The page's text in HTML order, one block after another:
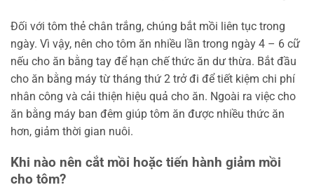
Đối với tôm thẻ chân trắng, chúng bắt mồi liên tục trong
ngày. Vì vậy, nên cho tôm ăn nhiều lần trong ngày 4 – 6 cữ
nếu cho ăn bằng tay để hạn chế thức ăn dư thừa. Bắt đầu
cho ăn bằng máy từ tháng thứ 2 trở đi để tiết kiệm chi phí
nhân công và cải thiện hiệu quả cho ăn. Ngoài ra việc cho
ăn bằng máy ban đêm giúp tôm ăn được nhiều thức ăn
hơn, giảm thời gian nuôi.
Khi nào nên cắt mồi hoặc tiến hành giảm mồi
cho tôm?